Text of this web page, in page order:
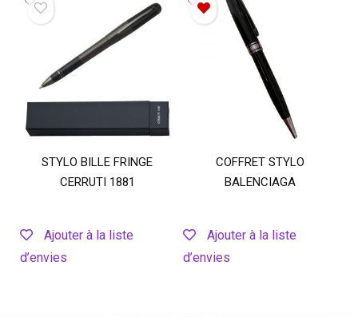
STYLO BILLE FRINGE
CERRUTI 1881
Ajouter à la liste
d’envies
COFFRET STYLO
BALENCIAGA
Ajouter à la liste
d’envies